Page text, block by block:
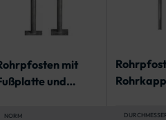
mit
und
Norm
NORM